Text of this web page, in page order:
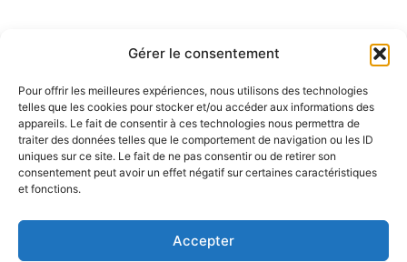
Gérer le consentement
Pour offrir les meilleures expériences, nous utilisons des technologies
telles que les cookies pour stocker et/ou accéder aux informations des
appareils. Le fait de consentir à ces technologies nous permettra de
traiter des données telles que le comportement de navigation ou les ID
uniques sur ce site. Le fait de ne pas consentir ou de retirer son
consentement peut avoir un effet négatif sur certaines caractéristiques
et fonctions.
Accepter
Partenaires :
LaMaisonDuDonut
LaBelleBiere